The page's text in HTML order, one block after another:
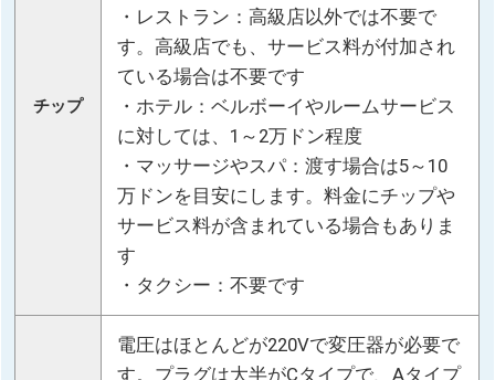
チップ
・レストラン：高級店以外では不要で
す。高級店でも、サービス料が付加され
ている場合は不要です
・ホテル：ベルボーイやルームサービス
に対しては、1～2万ドン程度
・マッサージやスパ：渡す場合は5～10
万ドンを目安にします。料金にチップや
サービス料が含まれている場合もありま
す
・タクシー：不要です
電圧はほとんどが220Vで変圧器が必要で
す。プラグは大半がCタイプで、Aタイプ